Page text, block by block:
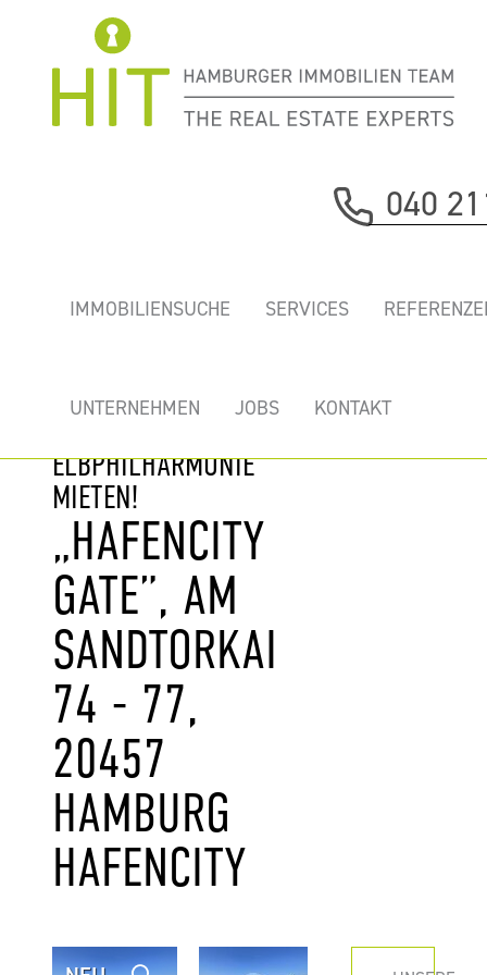
040
IMMOBILIENSUCHE SERVICES
UNTERNEHMEN JOBS KONTAKT
„HAFENCITY
TRAUMHAFTEM
ELBPHILHARMONIE
MIETEN!
„HAFENCITY
GATE”, AM
SANDTORKAI
74 - 77,
20457
HAMBURG
HAFENCITY